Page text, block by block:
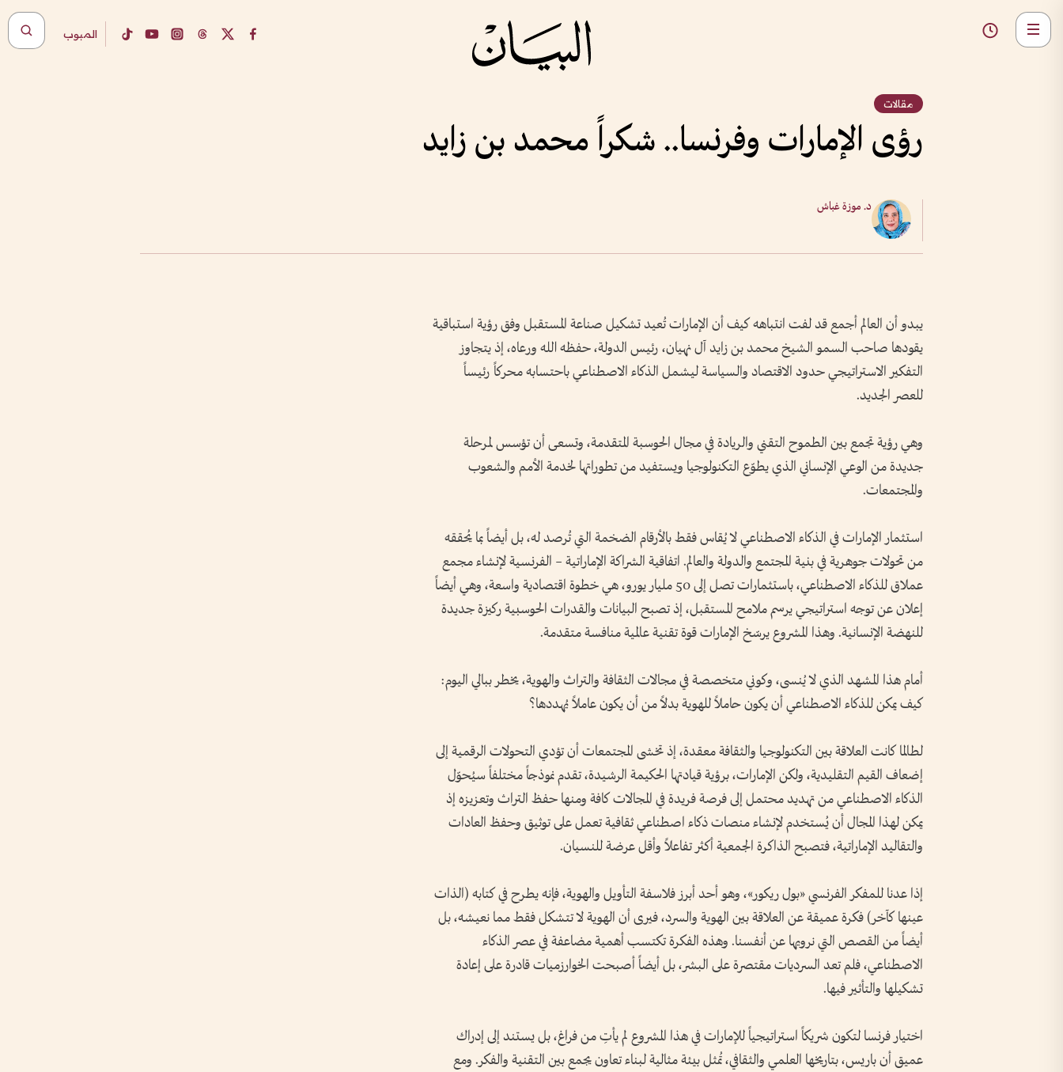
المبوب
مقالات
رؤى الإمارات وفرنسا.. شكراً محمد بن زايد
د. موزة غباش
يبدو أن العالم أجمع قد لفت انتباهه كيف أن الإمارات تُعيد تشكيل صناعة المستقبل وفق رؤية استباقية
يقودها صاحب السمو الشيخ محمد بن زايد آل نهيان، رئيس الدولة، حفظه الله ورعاه، إذ يتجاوز
التفكير الاستراتيجي حدود الاقتصاد والسياسة ليشمل الذكاء الاصطناعي باحتسابه محركاً رئيساً
للعصر الجديد.
وهي رؤية تجمع بين الطموح التقني والريادة في مجال الحوسبة المتقدمة، وتسعى أن تؤسس لمرحلة
جديدة من الوعي الإنساني الذي يطوّع التكنولوجيا ويستفيد من تطوراتها لخدمة الأمم والشعوب
والمجتمعات.
استثمار الإمارات في الذكاء الاصطناعي لا يُقاس فقط بالأرقام الضخمة التي تُرصد له، بل أيضاً بما يُحققه
من تحولات جوهرية في بنية المجتمع والدولة والعالم. اتفاقية الشراكة الإماراتية – الفرنسية لإنشاء مجمع
عملاق للذكاء الاصطناعي، باستثمارات تصل إلى 50 مليار يورو، هي خطوة اقتصادية واسعة، وهي أيضاً
إعلان عن توجه استراتيجي يرسم ملامح المستقبل، إذ تصبح البيانات والقدرات الحوسبية ركيزة جديدة
للنهضة الإنسانية. وهذا المشروع يرسّخ الإمارات قوة تقنية عالمية منافسة متقدمة.
أمام هذا المشهد الذي لا يُنسى، وكوني متخصصة في مجالات الثقافة والتراث والهوية، يخطر ببالي اليوم:
كيف يمكن للذكاء الاصطناعي أن يكون حاملاً للهوية بدلاً من أن يكون عاملاً يُهددها؟
لطالما كانت العلاقة بين التكنولوجيا والثقافة معقدة، إذ تخشى المجتمعات أن تؤدي التحولات الرقمية إلى
إضعاف القيم التقليدية، ولكن الإمارات، برؤية قيادتها الحكيمة الرشيدة، تقدم نموذجاً مختلفاً سيُحوّل
الذكاء الاصطناعي من تهديد محتمل إلى فرصة فريدة في المجالات كافة ومنها حفظ التراث وتعزيزه إذ
يمكن لهذا المجال أن يُستخدم لإنشاء منصات ذكاء اصطناعي ثقافية تعمل على توثيق وحفظ العادات
والتقاليد الإماراتية، فتصبح الذاكرة الجمعية أكثر تفاعلاً وأقل عرضة للنسيان.
إذا عدنا للمفكر الفرنسي «بول ريكور»، وهو أحد أبرز فلاسفة التأويل والهوية، فإنه يطرح في كتابه (الذات
عينها كآخر) فكرة عميقة عن العلاقة بين الهوية والسرد، فيرى أن الهوية لا تتشكل فقط مما نعيشه، بل
أيضاً من القصص التي نرويها عن أنفسنا. وهذه الفكرة تكتسب أهمية مضاعفة في عصر الذكاء
الاصطناعي، فلم تعد السرديات مقتصرة على البشر، بل أيضاً أصبحت الخوارزميات قادرة على إعادة
تشكيلها والتأثير فيها.
اختيار فرنسا لتكون شريكاً استراتيجياً للإمارات في هذا المشروع لم يأتِ من فراغ، بل يستند إلى إدراك
عميق أن باريس، بتاريخها العلمي والثقافي، تُمثل بيئة مثالية لبناء تعاون يجمع بين التقنية والفكر. ومع